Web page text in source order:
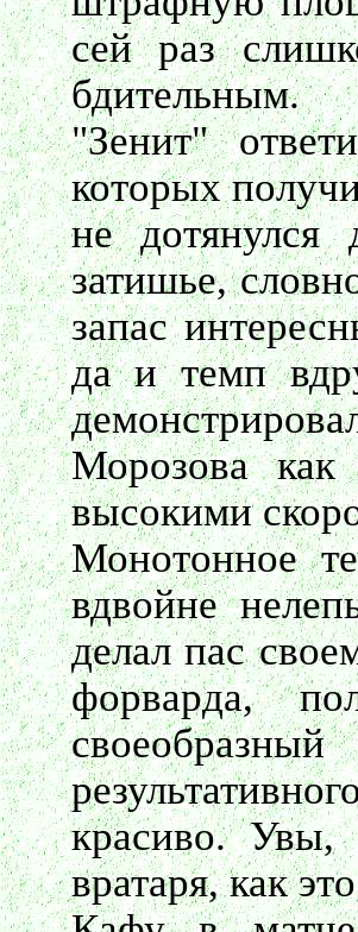
сей раз
бдительным.
"Зенит"
которых
не
затишье,
запас
да и темп
Морозова
высокими
Монотонное
вдвойне
делал пас
форварда,
красиво. Увы,
вратаря, как